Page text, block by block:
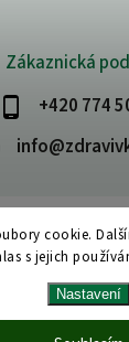
cookie.
s jejich
Nastavení
Zákaznická
+420 774
Upravit
VytvořilShoptet |